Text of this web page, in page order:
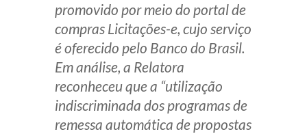
promovido por meio do portal de
compras Licitações-e, cujo serviço
é oferecido pelo Banco do Brasil.
Em análise, a Relatora
reconheceu que a “utilização
indiscriminada dos programas de
remessa automática de propostas